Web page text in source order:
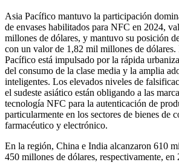
Asia Pacífico mantuvo la participación
de envases habilitados para NFC en 2024,
millones de dólares, y mantuvo su posición
con un valor de 1,82 mil millones de dólares.
Pacífico está impulsado por la rápida
del consumo de la clase media y la amplia
inteligentes. Los elevados niveles de
el sudeste asiático están obligando a las
tecnología NFC para la autenticación de
particularmente en los sectores de bienes de
farmacéutico y electrónico.
En la región, China e India alcanzaron 610
450 millones de dólares, respectivamente, en